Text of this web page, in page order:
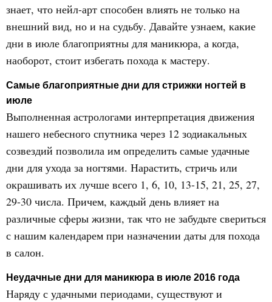
знает, что нейл-арт способен влиять не только на
внешний вид, но и на судьбу. Давайте узнаем, какие
дни в июле благоприятны для маникюра, а когда,
наоборот, стоит избегать похода к мастеру.
Самые благоприятные дни для стрижки ногтей в
июле
Выполненная астрологами интерпретация движения
нашего небесного спутника через 12 зодиакальных
созвездий позволила им определить самые удачные
дни для ухода за ногтями. Нарастить, стричь или
окрашивать их лучше всего 1, 6, 10, 13-15, 21, 25, 27,
29-30 числа. Причем, каждый день влияет на
различные сферы жизни, так что не забудьте свериться
с нашим календарем при назначении даты для похода
в салон.
Неудачные дни для маникюра в июле 2016 года
Наряду с удачными периодами, существуют и